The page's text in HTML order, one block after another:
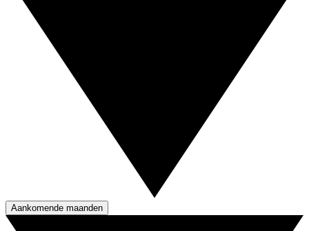
Aankomende maanden